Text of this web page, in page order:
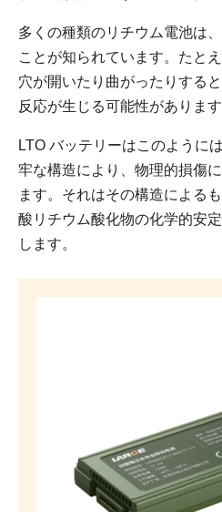
多くの種類のリチウム電池は
ことが知られています。たと
穴が開いたり曲がったりする
反応が生じる可能性があります
LTO バッテリーはこのように
牢な構造により、物理的損傷
ます。それはその構造による
酸リチウム酸化物の化学的安
します。